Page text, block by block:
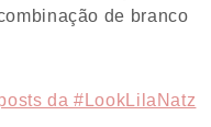
de branco
da #LookLilaNatz